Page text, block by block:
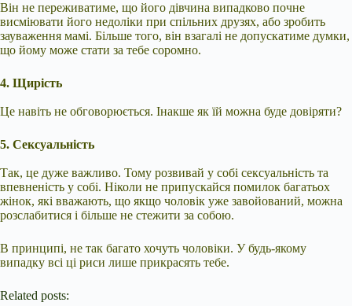
Він не переживатиме, що його дівчина випадково почне
висміювати його недоліки при спільних друзях, або зробить
зауваження мамі. Більше того, він взагалі не допускатиме думки,
що йому може стати за тебе соромно.
4. Щирість
Це навіть не обговорюється. Інакше як їй можна буде довіряти?
5. Сексуальність
Так, це дуже важливо. Тому розвивай у собі сексуальність та
впевненість у собі. Ніколи не припускайся помилок багатьох
жінок, які вважають, що якщо чоловік уже завойований, можна
розслабитися і більше не стежити за собою.
В принципі, не так багато хочуть чоловіки. У будь-якому
випадку всі ці риси лише прикрасять тебе.
Related posts: